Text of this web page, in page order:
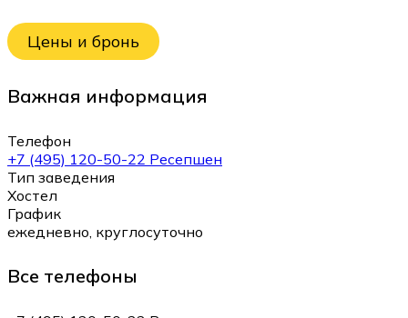
Цены и бронь
Важная информация
Телефон
+7 (495) 120-50-22 Ресепшен
Тип заведения
Хостел
График
ежедневно, круглосуточно
Все телефоны